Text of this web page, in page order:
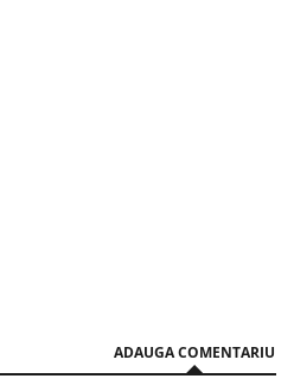
ADAUGA COMENTARIU